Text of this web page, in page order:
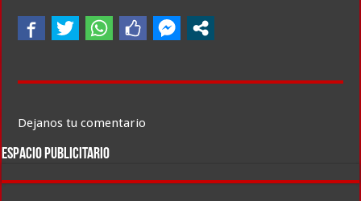
Dejanos tu comentario
ESPACIO PUBLICITARIO